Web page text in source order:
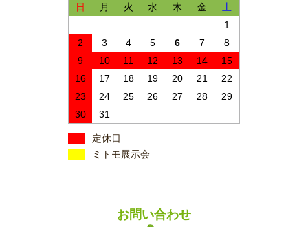
日
月 火 水 木 金
土
1
2
3 4 5 6 7
8
9
10 11 12 13 14
15
16
17 18 19 20 21
22
23
24 25 26 27 28
29
30
31
定休日
ミトモ展示会
お問い合わせ